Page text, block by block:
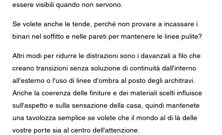
essere visibili quando non servono.
Se volete anche le tende, perché non provare a incassare i
binari nel soffitto e nelle pareti per mantenere le linee pulite?
Altri modi per ridurre le distrazioni sono i davanzali a filo che
creano transizioni senza soluzione di continuità dall'interno
all'esterno o l'uso di linee d'ombra al posto degli architravi.
Anche la coerenza delle finiture e dei materiali scelti influisce
sull'aspetto e sulla sensazione della casa, quindi mantenete
una tavolozza semplice se volete che il mondo al di là delle
vostre porte sia al centro dell'attenzione.